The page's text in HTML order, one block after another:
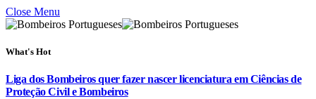
Close Menu
What's Hot
Liga dos Bombeiros quer fazer nascer licenciatura em Ciências de
Proteção Civil e Bombeiros